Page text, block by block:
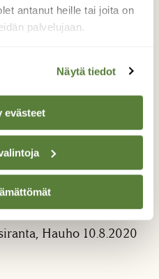
antanut heille tai joita on
palvelujaan.
Näytä tiedot
evästeet
ilmestyy
Hauho 10.8.2020